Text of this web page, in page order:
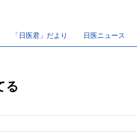
「日医君」だより 日医ニュース
る